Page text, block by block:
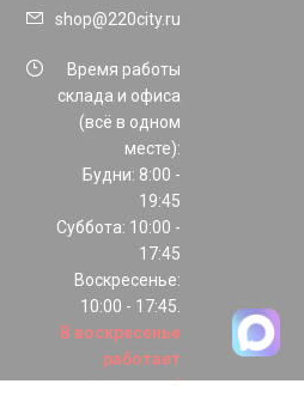
shop@220city.ru
Время работы
склада и офиса
(всё в одном
месте):
Будни: 8:00 -
19:45
Суббота: 10:00 -
17:45
Воскресенье:
10:00 - 17:45.
В воскресенье
работает
только шоурум!